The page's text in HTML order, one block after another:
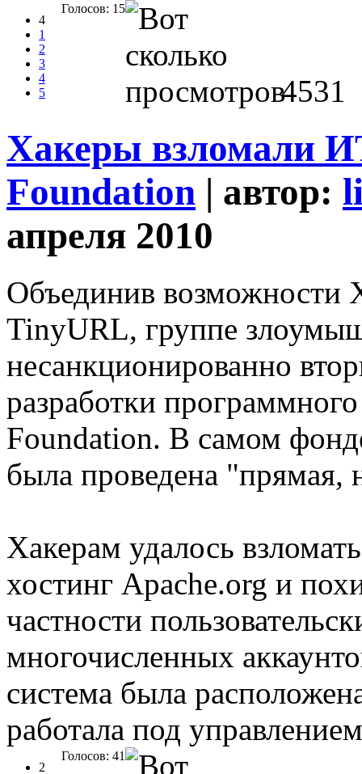
4
1
2
3
4
5
Голосов: 15
4531
Хакеры взломали
Foundation | автор:
апреля 2010
Объединив возможности
TinyURL, группе
несанкционированно
разработки
Foundation. В самом
была проведена "прямая,
Хакерам удалось
хостинг Apache.org и
частности
многочисленных
система была
работала под
2
Голосов: 41